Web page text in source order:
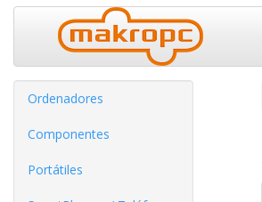
Ordenadores
Componentes
Portátiles